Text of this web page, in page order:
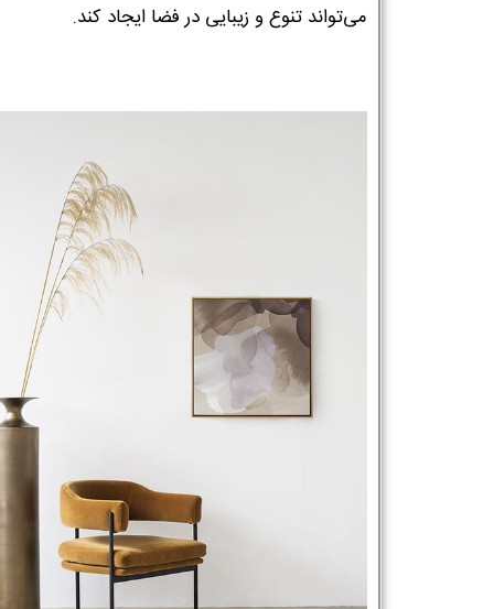
می‌تواند تنوع و زیبایی در فضا ایجاد کند.